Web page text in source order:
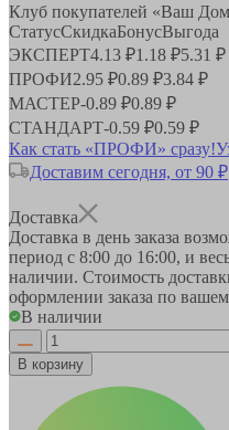
Клуб покупателей «Ваш
СтатусСкидкаБонусВыгода
ЭКСПЕРТ4.13 ₽1.18 ₽5.31 ₽
ПРОФИ2.95 ₽0.89 ₽3.84 ₽
МАСТЕР-0.89 ₽0.89 ₽
СТАНДАРТ-0.59 ₽0.59 ₽
Как стать «ПРОФИ» сразу!
Доставим сегодня, от 90 ₽
Доставка
Доставка в день заказа
период с 8:00 до 16:00, и
наличии. Стоимость
оформлении заказа по
В наличии
В корзину